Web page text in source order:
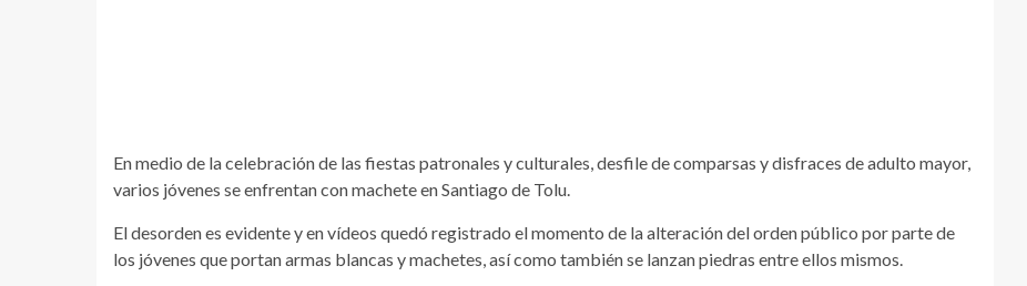
En medio de la celebración de las fiestas patronales y culturales, desfile de comparsas y disfraces de adulto mayor,
varios jóvenes se enfrentan con machete en Santiago de Tolu.
El desorden es evidente y en vídeos quedó registrado el momento de la alteración del orden público por parte de
los jóvenes que portan armas blancas y machetes, así como también se lanzan piedras entre ellos mismos.